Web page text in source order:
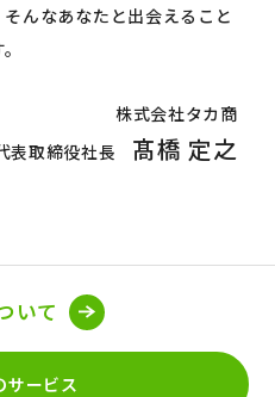
んなあなたと出会えること
株式会社タカ商
表取締役社長 髙橋 定之
いて
サービス